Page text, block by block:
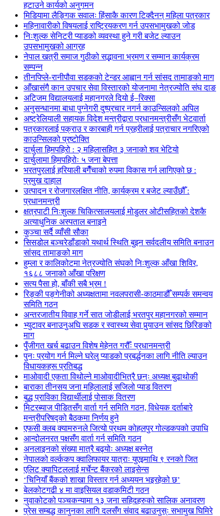
हटाउने कार्यको अनुगमन
मिडियामा लैङ्गिक सवालः हिंसाकै कारण टिक्दैनन् महिला पत्रकार
महिनावारीको विषयलाई राष्ट्रियकरण गर्न उपसभामुखको जोड
निःशुल्क सेनिटरी प्याडको व्यवस्था हुने गरी बजेट ल्याउन
उपसभामुखको आग्रह
नेपाल खत्री समाज गुठीको सद्भावना भ्रमण र सम्मान कार्यक्रम
सम्पन्न
तीनपिप्ले-रानीपौवा सडकको टेन्डर आह्वान गर्न सांसद तामाङको माग
आँखासंगै कान उपचार सेवा विस्तारको योजनामा नेत्रज्योति संघ दाङ
अटिजम विद्यालयलाई महानगरले दियो ई–रिक्सा
अनुसन्धानमा बाधा पुग्नेगरी दुष्प्रचार नगर्न काउन्सिलको अपिल
अष्ट्रेलियाली सहायक विदेश मन्त्रीद्वारा प्रधानमन्त्रीसँग भेटवार्ता
पत्रकारलाई पक्राउ र कारबाही गर्न प्रहरीलाई पत्राचार नगरिएको
काउन्सिलको प्रष्टोक्ति
दार्चुला हिमपहिरो : २ महिलासहित ३ जनाको शव भेटियो
दार्चुलामा हिमपहिरोः ५ जना बेपत्ता
भरतपुरलाई हरियाली बगैँचाको रुपमा विकास गर्न लागिएको छ :
प्रमुख दाहाल
उत्पादन र रोजगारलक्षित नीति, कार्यक्रम र बजेट ल्याउँछौँ :
प्रधानमन्त्री
क्षत्रपाटी निःशुल्क चिकित्सालयलाई मोडुलर ओटीसहितको देशकै
अत्याधुनिक अस्पताल बनाइने
कुञ्चा सर्दै व्याँसी सौका
सिसडोल बञ्चरेडाँडाको यथार्थ स्थिति बुझ्न सर्वदलीय समिति बनाउन
सांसद तामाङको माग
हुम्ला र कालिकोटमा नेत्रज्योति संघको निःशुल्क आँखा शिविर,
१६८८ जनाको आँखा परिक्षण
सत्य पैसा हो, बाँकी सबै भ्रम !
रिङ्की पङ्गेनीको अध्यक्षतामा नवलपरासी-काठमाडौँ सम्पर्क समन्वय
समिति गठन
अन्तरजातीय विवाह गर्ने सात जोडीलाई भरतपुर महानगरको सम्मान
भ्युटावर बनाउनुअघि सडक र स्वास्थ्य सेवा पुर्‍याउन सांसद छिरिङको
माग
पुँजीगत खर्च बढाउन विशेष मेहेनत गरौँः प्रधानमन्त्री
पुनः प्रयोग गर्न मिल्ने घरेलु प्याडको प्रबर्द्धनका लागि नीति ल्याउन
विधायकहरू प्रतिबद्ध
माओवादी एकता विथोल्ने माओवादीभित्रै छन्ः अध्यक्ष बुढाथोकी
बाराका तीनसय जना महिलालाई सजिलो प्याड वितरण
बुद्ध प्राविका विद्यार्थीलाई पोसाक वितरण
मिटरब्याज पीडितसँग वार्ता गर्न समिति गठन, विधेयक दर्ताबारे
मन्त्रीपरिषद्को बैठकमा निर्णय हुने
एफसी क्लब क्यामरुनले जित्यो प्रथम कोहलपुर गोल्डकपको उपाधि
आन्दोलनरत पक्षसँग वार्ता गर्न समिति गठन
अनलाइनको संख्या मात्रै बढ्योः अध्यक्ष बस्नेत
नेपालको वर्ल्ककप क्वालिफायर यात्राः युएइमाथि ९ रनको जित
एलिट क्यापिटललाई मर्चेन्ट बैंकरको लाइसेन्स
‘चिनियाँ बैंकको शाखा विस्तार गर्न अध्ययन भइरहेको छ’
बेलकोटगढी ४ मा वाइसियल वडाकमिटी गठन
नुवाकोटको पञ्चकन्यामा १३ जना सहिदहरुको सालिक अनावरण
प्रेस सम्बद्ध कानुनका लागि दलसँग संवाद बढाउनुस्ः सभामुख घिमिरे